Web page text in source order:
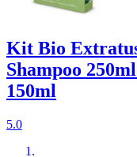
Kit Bio
Shampoo
150ml
5.0